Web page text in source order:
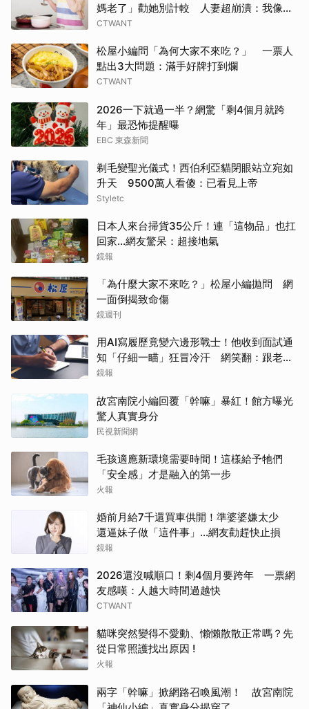
媽老了」勸她別計較 人妻超崩潰：我像台
傭
CTWANT
松屋小編問「為何大家不來吃？」 一票人
點出3大問題：滿手好牌打到爛
CTWANT
2026一下就過一半？網驚「剩4個月就跨
年」最恐怖提醒曝
EBC 東森新聞
剃毛變聖光儀式！西伯利亞貓閉眼站立宛如
升天 9500萬人看傻：已看見上帝
Styletc
日本人來台掃貨35公斤！連「這物品」也扛
回家...網友驚呆：超接地氣
鏡報
「為什麼大家不來吃？」松屋小編拋問 網
一面倒揭致命傷
鏡週刊
用AI寫履歷竟變六邊形戰士！他收到面試通
知「仔細一瞄」狂冒冷汗 網笑翻：跟老闆
禮尚往來
鏡報
故宮南院小編回覆「幹嘛」暴紅！館方曝光
驚人真實身分
民視新聞網
毛孩適應新環境需要時間！這樣給予牠們
「安全感」才是融入的第一步
火報
婚前月給7千還買車供開！準婆婆嫌太少
還逼妹子做「這件事」…網友勸趕快止損
鏡報
2026還沒喊順口！剩4個月要跨年 一票網
友感嘆：人越大時間過越快
CTWANT
貓咪突然變得不愛動、懶懶散散正常嗎？先
從日常照護找出原因 !
火報
兩字「幹嘛」掀網路召喚風潮！ 故宮南院